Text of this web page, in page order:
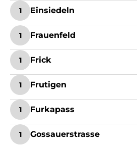
1 Einsiedeln
1 Frauenfeld
1 Frick
1 Frutigen
1 Furkapass
1 Gossauerstrasse